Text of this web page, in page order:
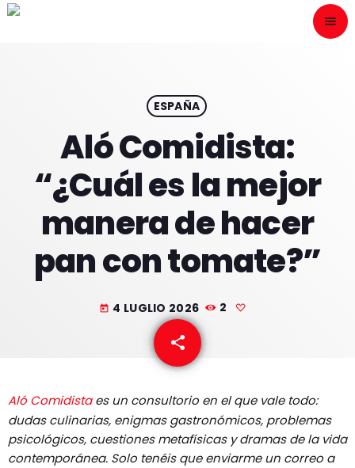
menu
HOME
NUESTRAS FRECUENCIAS
NOTICIAS
CONTACTO
ESPAÑA
Aló Comidista:
“¿Cuál es la mejor
manera de hacer
pan con tomate?”
today 4 LUGLIO 2026 2
share
email
Aló Comidistaes un consultorio en el que vale todo:
dudas culinarias, enigmas gastronómicos, problemas
psicológicos, cuestiones metafísicas y dramas de la vida
contemporánea. Solo tenéis que enviarme un correo a